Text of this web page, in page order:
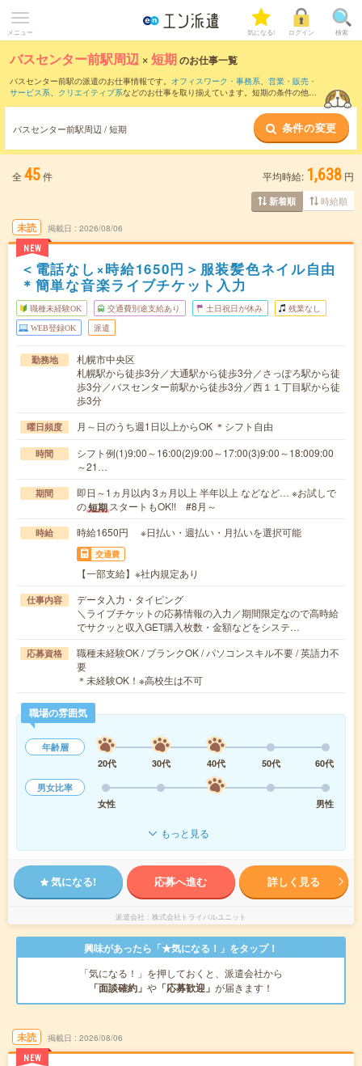
メニュー 気になる! ログイン 検索
バスセンター前駅周辺 ×短期のお仕事一覧
バスセンター前駅の派遣のお仕事情報です。 オフィスワーク・事務系、 営業・販売・
サービス系、 クリエイティブ系などのお仕事を取り揃えています。短期の条件の他
バスセンター前駅周辺 / 短期 条件の変更
全 45件 平均時給: 1,638 円
新着順 時給順
未読
NEW
掲載日 2026/08/06
＜電話なし×時給1650円＞服装髪色ネイル自由
＊簡単な音楽ライブチケット入力
職種未経験OK 交通費別途支給あり 土日祝日が休み 残業なし
WEB登録OK 派遣
勤務地
札幌市中央区
札幌駅から徒歩3分／大通駅から徒歩3分／さっぽろ駅から徒
歩3分／バスセンター前駅から徒歩3分／西１１丁目駅から徒
歩3分
曜日頻度 月～日のうち週1日以上からOK ＊シフト自由
時間
シフト例(1)9:00～16:00(2)9:00～17:00(3)9:00～18:009:00
～21…
期間
即日～1ヵ月以内 3ヵ月以上 半年以上 などなど… ※お試しで
の短期 スタートもOK!! #8月～
時給 時給1650円 ※日払い・週払い・月払いを選択可能
交通費
【一部支給】※社内規定あり
仕事内容
データ入力・タイピング
＼ライブチケットの応募情報の入力／期間限定なので高時給
でサクッと収入GET購入枚数・金額などをシステ…
応募資格
職種未経験OK / ブランクOK / パソコンスキル不要 / 英語力不
要
＊未経験OK！※高校生は不可
職場の雰囲気
年齢層
20代
30代 40代 50代
60代
男女比率
女性
男性
もっと見る
気になる! 応募へ進む 詳しく見る
派遣会社 株式会社トライバルユニット
興味があったら「★気になる！」をタップ！
「気になる！」を押しておくと、派遣会社から
「面談確約」 や 「応募歓迎」 が届きます！
未読
NEW
掲載日 2026/08/06